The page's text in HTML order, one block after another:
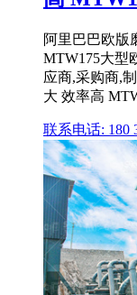
阿里巴巴欧版
MTW175大型
应商,采购商,
大 效率高
联系电话: 180